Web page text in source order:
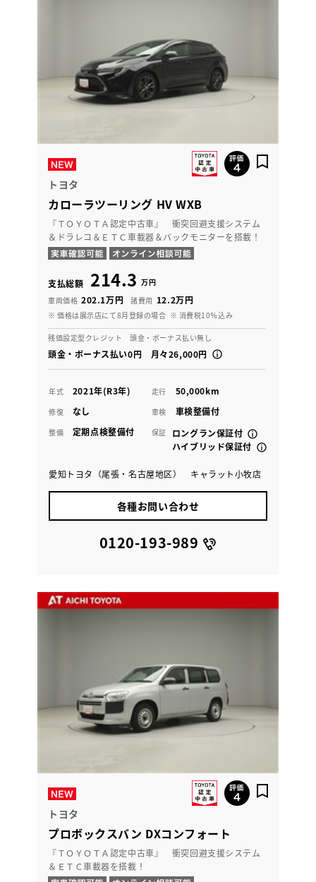
トヨタ
カローラツーリング HV WXB
『ＴＯＹＯＴＡ認定中古車』 衝突回避支援システム
＆ドラレコ＆ＥＴＣ車載器＆バックモニターを搭載！
支払総額 214.3 万円
車両価格 202.1万円 諸費用 12.2万円
※ 価格は展示店にて8月登録の場合 ※ 消費税10％込み
残価設定型クレジット 頭金・ボーナス払い無し
頭金・ボーナス払い0円 月々26,000円
年式 2021年(R3年) 走行 50,000km
修復 なし 車検 車検整備付
整備 定期点検整備付 保証
ロングラン保証付
ハイブリッド保証付
愛知トヨタ（尾張・名古屋地区） キャラット小牧店
各種お問い合わせ
0120-193-989
トヨタ
プロボックスバン DXコンフォート
『ＴＯＹＯＴＡ認定中古車』 衝突回避支援システム
＆ＥＴＣ車載器を搭載！